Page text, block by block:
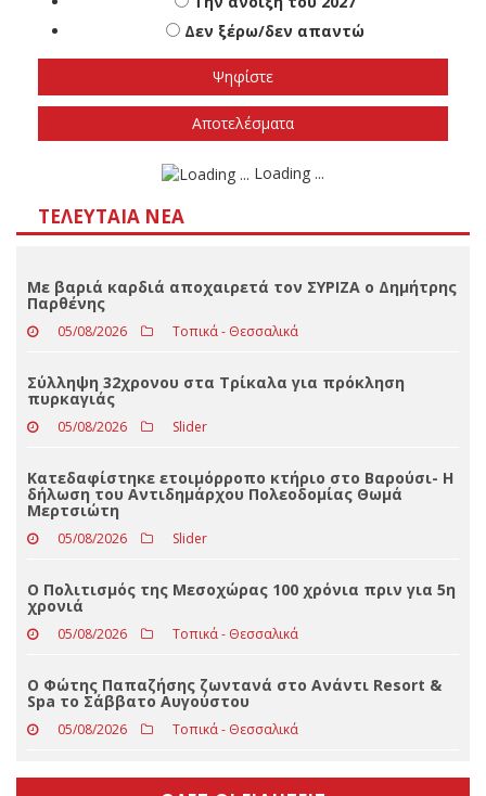
Πότε πιστεύετε ότι θα γίνουν οι εθνικές
εκλογές
Το φθινόπωρο του 2026
Την άνοιξη του 2027
Δεν ξέρω/δεν απαντώ
ΤΕΛΕΥΤΑΊΑ ΝΈΑ
Με βαριά καρδιά αποχαιρετά τον ΣΥΡΙΖΑ ο Δημήτρης
Παρθένης
05/08/2026 Τοπικά - Θεσσαλικά
Σύλληψη 32χρονου στα Τρίκαλα για πρόκληση
πυρκαγιάς
05/08/2026
δήλωση του Αντιδημάρχου Πολεοδομίας Θωμά
Μερτσιώτη
05/08/2026 Slider
Ο Πολιτισμός της Μεσοχώρας 100 χρόνια πριν για 5η
χρονιά
05/08/2026 Τοπικά - Θεσσαλικά
Ο Φώτης Παπαζήσης ζωντανά στο Ανάντι Resort &